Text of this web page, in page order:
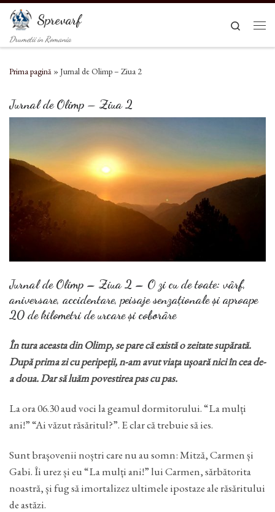
Sari la conținut
Sprevarf
Drumetii in Romania
Search
Prima pagină »Jurnal de Olimp – Ziua 2
Jurnal de Olimp – Ziua 2
Jurnal de Olimp – Ziua 2 – O zi cu de toate: vârf,
aniversare, accidentare, peisaje senzaționale și aproape
20 de kilometri de urcare și coborâre
În tura aceasta din Olimp, se pare că există o zeitate supărată.
După prima zi cu peripeții, n-am avut viața ușoară nici în cea de-
a doua. Dar să luăm povestirea pas cu pas.
La ora 06.30 aud voci la geamul dormitorului. “La mulți
ani!” “Ai văzut răsăritul?”. E clar că trebuie să ies.
Sunt brașovenii noștri care nu au somn: Mitză, Carmen și
Gabi. Îi urez și eu “La mulți ani!” lui Carmen, sărbătorita
noastră, și fug să imortalizez ultimele ipostaze ale răsăritului
de astăzi.